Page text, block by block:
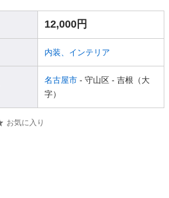
12,000円
内装、インテリア
名古屋市 - 守山区 - 吉根（大
字）
お気に入り